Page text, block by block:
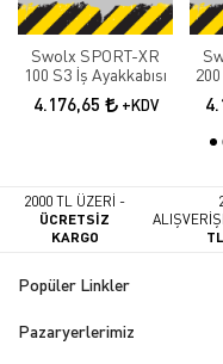
Swolx SPORT-XR
100 S3 İş Ayakkabısı
4.176,65 +KDV
2000 TL ÜZERİ -
ÜCRETSİZ
KARGO
Popüler Linkler
Pazaryerlerimiz